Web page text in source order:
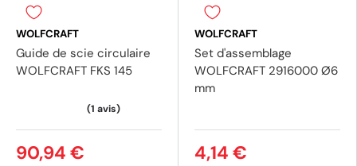
WOLFCRAFT
Guide de scie circulaire
WOLFCRAFT FKS 145
90,94 €
WOLFCRAFT
Set d'assemblage
WOLFCRAFT 2916000 Ø6
mm
4,14 €